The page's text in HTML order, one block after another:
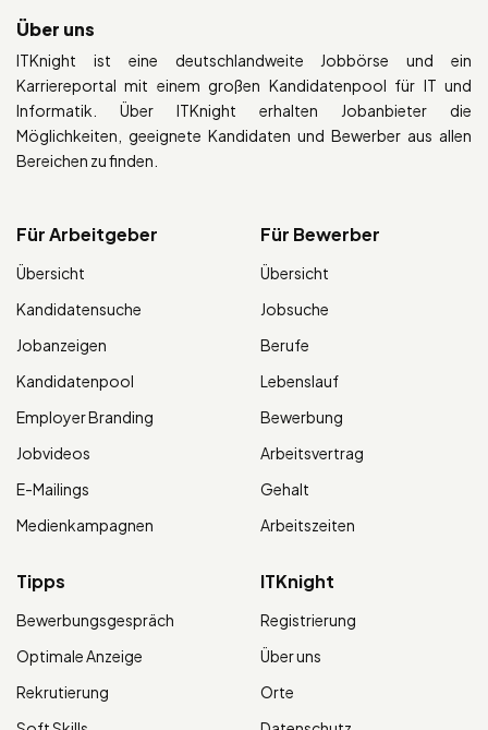
Über uns
ITKnight ist eine deutschlandweite Jobbörse und ein
Karriereportal mit einem großen Kandidatenpool für IT und
Informatik. Über ITKnight erhalten Jobanbieter die
Möglichkeiten, geeignete Kandidaten und Bewerber aus allen
Bereichen zu finden.
Für Arbeitgeber
Übersicht
Kandidatensuche
Jobanzeigen
Kandidatenpool
Employer Branding
Jobvideos
E-Mailings
Medienkampagnen
Für Bewerber
Übersicht
Jobsuche
Berufe
Lebenslauf
Bewerbung
Arbeitsvertrag
Gehalt
Arbeitszeiten
Tipps
Bewerbungsgespräch
Optimale Anzeige
Rekrutierung
ITKnight
Registrierung
Über uns
Orte